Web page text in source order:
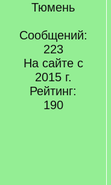
Тюмень
Сообщений:
223
На сайте с
2015 г.
Рейтинг:
190